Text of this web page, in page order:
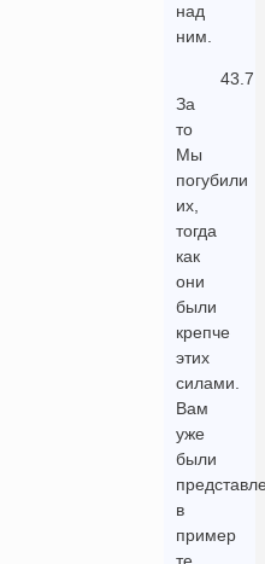
над
ним.
43.7
За
то
Мы
погубили
их,
тогда
как
они
были
крепче
этих
силами.
Вам
уже
были
в
пример